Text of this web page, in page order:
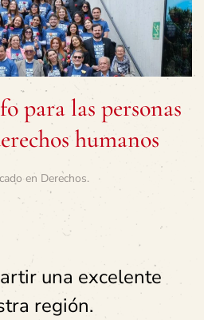
para las personas
humanos
en Derechos.
una excelente
región.